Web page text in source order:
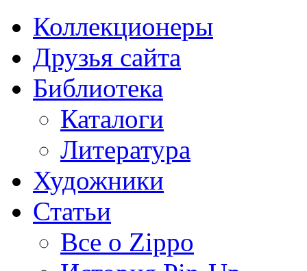
Коллекционеры
Друзья сайта
Библиотека
Каталоги
Литература
Художники
Статьи
Все о Zippo